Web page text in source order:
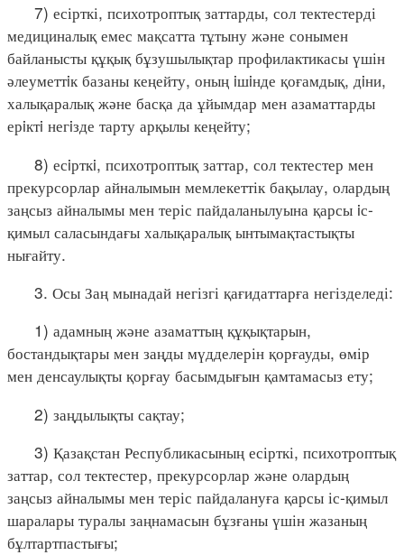
7) есірткі, психотроптық заттарды, сол тектестерді
медициналық емес мақсатта тұтыну және сонымен
байланысты құқық бұзушылықтар профилактикасы үшін
әлеуметтiк базаны кеңейту, оның iшiнде қоғамдық, дiни,
халықаралық және басқа да ұйымдар мен азаматтарды
ерiктi негiзде тарту арқылы кеңейту;
8) есiрткi, психотроптық заттар, сол тектестер мен
прекурсорлар айналымын мемлекеттік бақылау, олардың
заңсыз айналымы мен теріс пайдаланылуына қарсы iс-
қимыл саласындағы халықаралық ынтымақтастықты
нығайту.
3. Осы Заң мынадай негізгі қағидаттарға негізделеді:
1) адамның және азаматтың құқықтарын,
бостандықтары мен заңды мүдделерін қорғауды, өмір
мен денсаулықты қорғау басымдығын қамтамасыз ету;
2) заңдылықты сақтау;
3) Қазақстан Республикасының есірткі, психотроптық
заттар, сол тектестер, прекурсорлар және олардың
заңсыз айналымы мен теріс пайдалануға қарсы іс-қимыл
шаралары туралы заңнамасын бұзғаны үшін жазаның
бұлтартпастығы;